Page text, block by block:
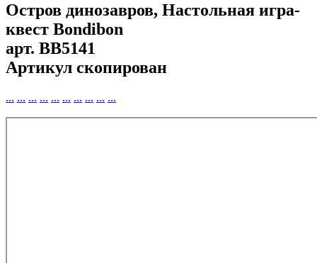
Остров динозавров, Настольная игра-
квест Bondibon
арт. BB5141
Артикул скопирован
... ... ... ... ... ... ... ... ... ...